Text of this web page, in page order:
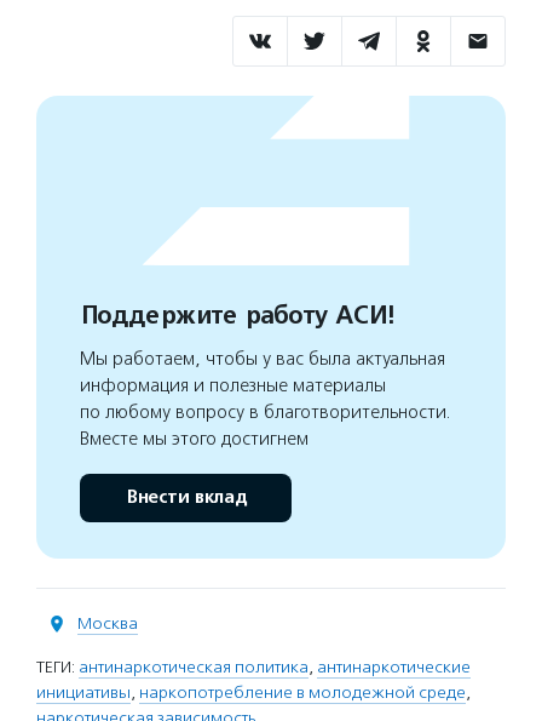
Поддержите работу АСИ!
Мы работаем, чтобы у вас была актуальная
информация и полезные материалы
по любому вопросу в благотворительности.
Вместе мы этого достигнем
Внести вклад
Москва
ТЕГИ: антинаркотическая политика, антинаркотические
инициативы, наркопотребление в молодежной среде,